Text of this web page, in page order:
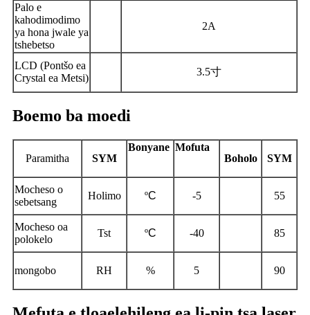
Palo e
kahodimodimo
ya hona jwale ya
tshebetso
2A
LCD (Pontšo ea
Crystal ea Metsi)
3.5寸
Boemo ba moedi
Paramitha SYM
Bonyane Mofuta
Boholo
SYM
Mocheso o
sebetsang
Holimo ºC -5 55
Mocheso oa
polokelo
Tst ºC -40 85
mongobo RH % 5 90